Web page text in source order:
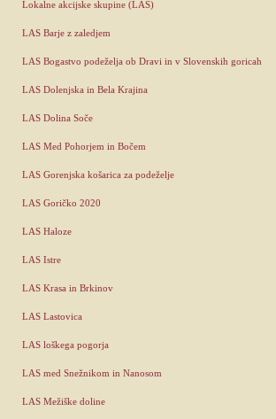
Lokalne akcijske skupine (LAS)
LAS Barje z zaledjem
LAS Bogastvo podeželja ob Dravi in v Slovenskih goricah
LAS Dolenjska in Bela Krajina
LAS Dolina Soče
LAS Med Pohorjem in Bočem
LAS Gorenjska košarica za podeželje
LAS Goričko 2020
LAS Haloze
LAS Istre
LAS Krasa in Brkinov
LAS Lastovica
LAS loškega pogorja
LAS med Snežnikom in Nanosom
LAS Mežiške doline